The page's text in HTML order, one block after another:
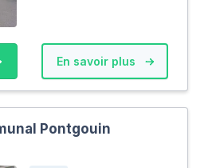
En savoir plus
Pontgouin